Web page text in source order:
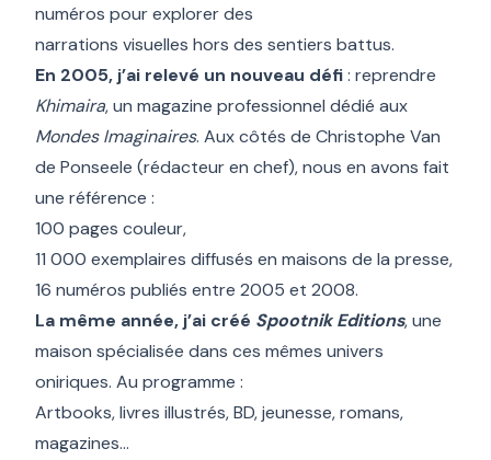
numéros pour explorer des
narrations visuelles hors des sentiers battus.
En 2005, j’ai relevé un nouveau défi: reprendre
Khimaira, un magazine professionnel dédié aux
Mondes Imaginaires. Aux côtés de Christophe Van
de Ponseele (rédacteur en chef), nous en avons fait
une référence :
100 pages couleur,
11 000 exemplaires diffusés en maisons de la presse,
16 numéros publiés entre 2005 et 2008.
La même année, j’ai créé Spootnik Editions, une
maison spécialisée dans ces mêmes univers
oniriques. Au programme :
Artbooks, livres illustrés, BD, jeunesse, romans,
magazines…